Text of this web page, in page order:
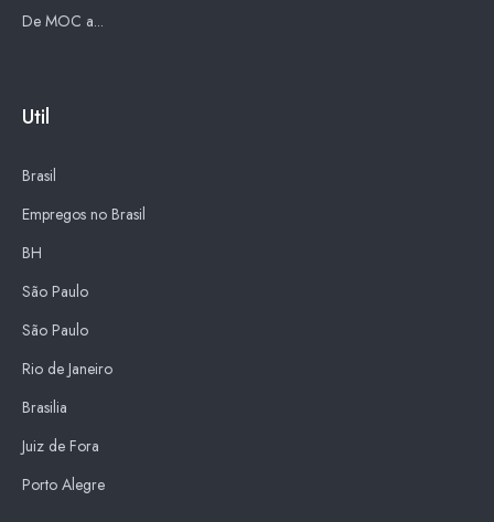
De MOC a...
Util
Brasil
Empregos no Brasil
BH
São Paulo
São Paulo
Rio de Janeiro
Brasilia
Juiz de Fora
Porto Alegre